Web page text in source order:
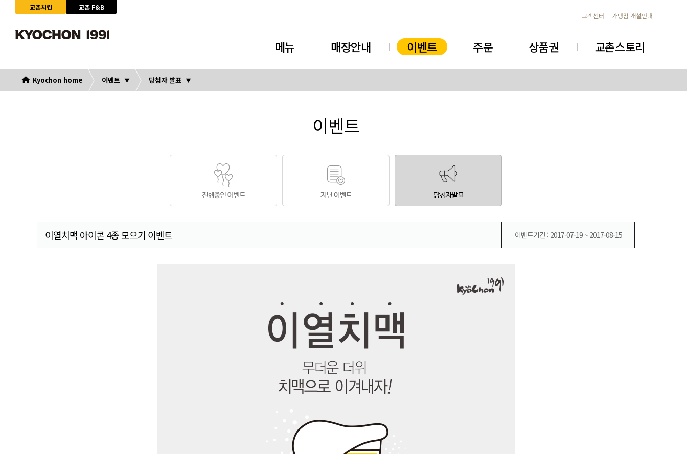
교촌치킨
교촌 F&B
고객센터
가맹점 개설안내
메뉴 매장안내 이벤트 주문 상품권 교촌스토리
Kyochon home 이벤트 당첨자 발표
이벤트
이열치맥 아이콘 4종 모으기 이벤트 이벤트기간 : 2017-07-19 ~ 2017-08-15